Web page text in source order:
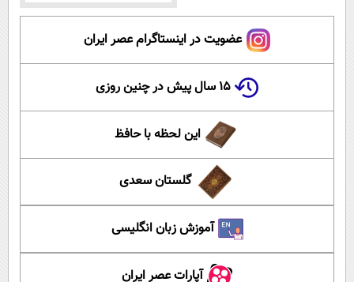
عضویت در اینستاگرام عصر ایران
۱۵ سال پیش در چنین روزی
این لحظه با حافظ
گلستان سعدی
آموزش زبان انگلیسی
آپارات عصر ایران